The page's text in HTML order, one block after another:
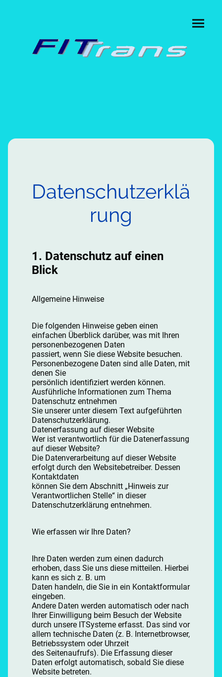
Datenschutzerklä
rung
1. Datenschutz auf einen
Blick
Allgemeine Hinweise
Die folgenden Hinweise geben einen
einfachen Überblick darüber, was mit Ihren
personenbezogenen Daten
passiert, wenn Sie diese Website besuchen.
Personenbezogene Daten sind alle Daten, mit
denen Sie
persönlich identifiziert werden können.
Ausführliche Informationen zum Thema
Datenschutz entnehmen
Sie unserer unter diesem Text aufgeführten
Datenschutzerklärung.
Datenerfassung auf dieser Website
Wer ist verantwortlich für die Datenerfassung
auf dieser Website?
Die Datenverarbeitung auf dieser Website
erfolgt durch den Websitebetreiber. Dessen
Kontaktdaten
können Sie dem Abschnitt „Hinweis zur
Verantwortlichen Stelle“ in dieser
Datenschutzerklärung entnehmen.
Wie erfassen wir Ihre Daten?
Ihre Daten werden zum einen dadurch
erhoben, dass Sie uns diese mitteilen. Hierbei
kann es sich z. B. um
Daten handeln, die Sie in ein Kontaktformular
eingeben.
Andere Daten werden automatisch oder nach
Ihrer Einwilligung beim Besuch der Website
durch unsere ITSysteme erfasst. Das sind vor
allem technische Daten (z. B. Internetbrowser,
Betriebssystem oder Uhrzeit
des Seitenaufrufs). Die Erfassung dieser
Daten erfolgt automatisch, sobald Sie diese
Website betreten.